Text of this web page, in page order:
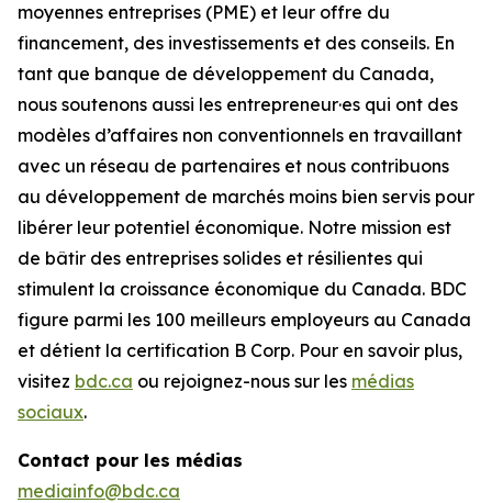
moyennes entreprises (PME) et leur offre du
financement, des investissements et des conseils. En
tant que banque de développement du Canada,
nous soutenons aussi les entrepreneur·es qui ont des
modèles d’affaires non conventionnels en travaillant
avec un réseau de partenaires et nous contribuons
au développement de marchés moins bien servis pour
libérer leur potentiel économique. Notre mission est
de bâtir des entreprises solides et résilientes qui
stimulent la croissance économique du Canada. BDC
figure parmi les 100 meilleurs employeurs au Canada
et détient la certification B Corp. Pour en savoir plus,
visitez bdc.ca ou rejoignez-nous sur les médias
sociaux.
Contact pour les médias
mediainfo@bdc.ca